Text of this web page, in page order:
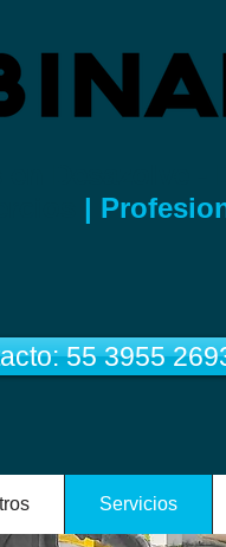
|
55 3955
Servicios